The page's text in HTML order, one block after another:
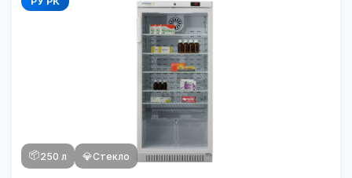
📦250 л 💎Стекло